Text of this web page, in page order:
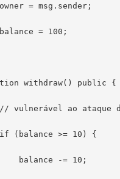
= msg.sender;
= 100;
withdraw() public {
ao ataque de
>= 10) {
-= 10;